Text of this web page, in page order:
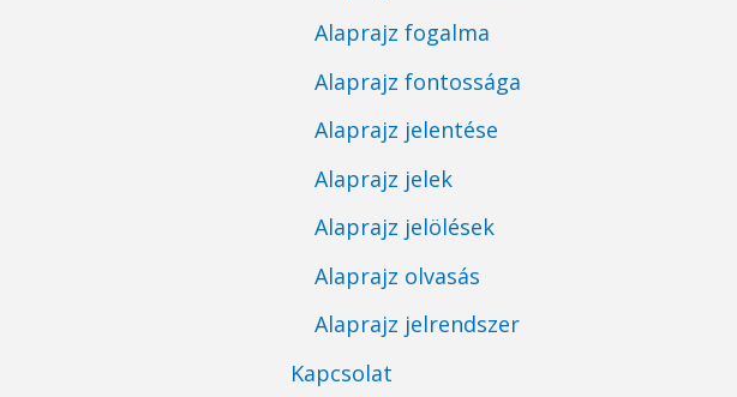
Alaprajz fogalma
Alaprajz fontossága
Alaprajz jelentése
Alaprajz jelek
Alaprajz jelölések
Alaprajz olvasás
Alaprajz jelrendszer
Kapcsolat